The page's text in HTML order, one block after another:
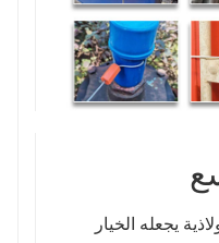
يجعله الخيار